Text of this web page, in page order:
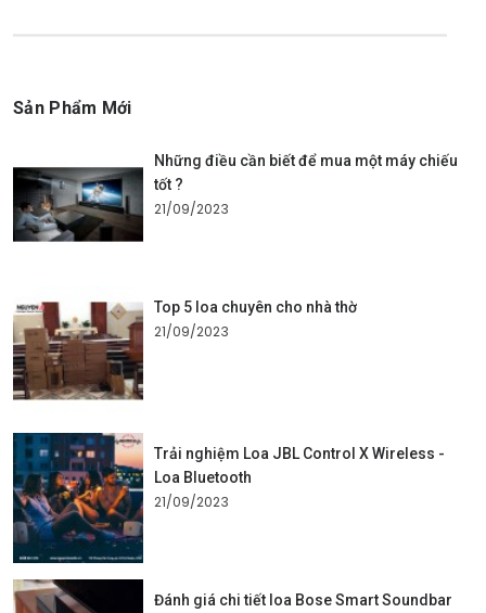
Sản Phẩm Mới
Những điều cần biết để mua một máy chiếu
tốt ?
21/09/2023
Top 5 loa chuyên cho nhà thờ
21/09/2023
Trải nghiệm Loa JBL Control X Wireless -
Loa Bluetooth
21/09/2023
Đánh giá chi tiết loa Bose Smart Soundbar